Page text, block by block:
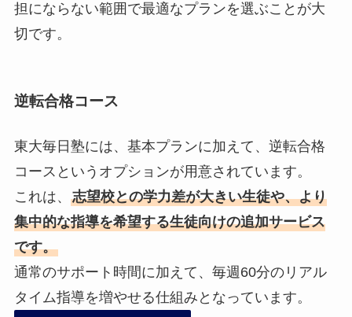
担にならない範囲で最適なプランを選ぶことが大
切です。
逆転合格コース
東大毎日塾には、基本プランに加えて、逆転合格
コースというオプションが用意されています。
これは、 志望校との学力差が大きい生徒や、より
集中的な指導を希望する生徒向けの追加サービス
です。
通常のサポート時間に加えて、毎週60分のリアル
タイム指導を増やせる仕組みとなっています。